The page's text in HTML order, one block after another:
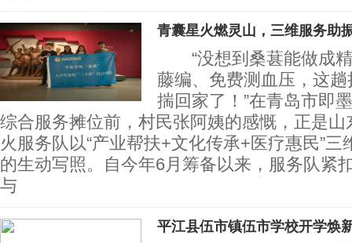
青囊星火燃灵山，三维服务
“没想到桑葚能做成精
藤编、免费测血压，这
揣回家了！”在青岛市即
综合服务摊位前，村民张阿姨的感慨，正是
火服务队以“产业帮扶+文化传承+医疗惠民”
的生动写照。自今年6月筹备以来，服务队紧
与
平江县伍市镇伍市学校开学焕